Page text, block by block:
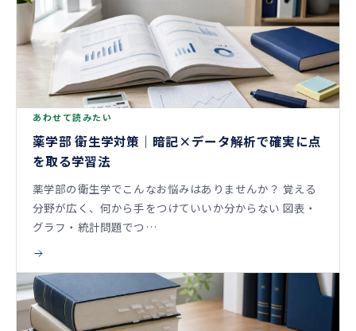
あわせて読みたい
薬学部 衛生学対策｜暗記×データ解析で確実に点
を取る学習法
薬学部の衛生学でこんなお悩みはありませんか？ 覚える
分野が広く、何から手をつけていいか分からない 図表・
グラフ・統計問題でつ…